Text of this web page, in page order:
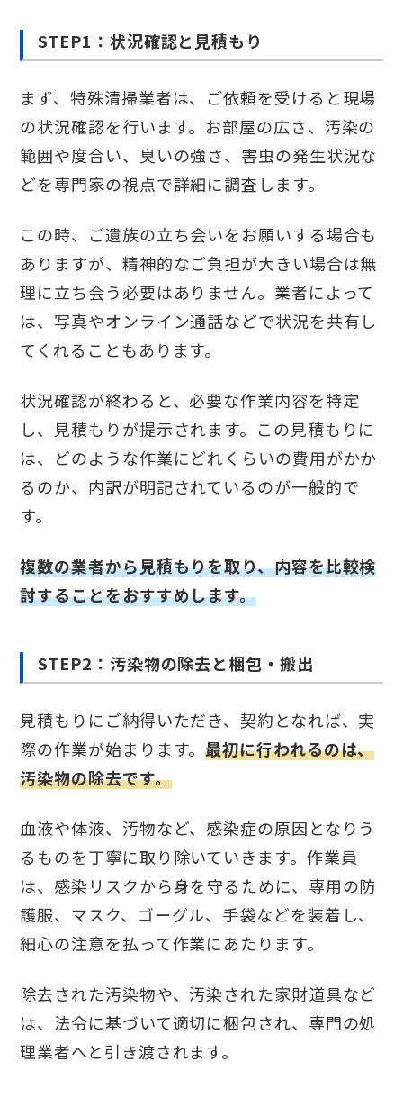
STEP1：状況確認と見積もり
まず、特殊清掃業者は、ご依頼を受けると現場
の状況確認を行います。お部屋の広さ、汚染の
範囲や度合い、臭いの強さ、害虫の発生状況な
どを専門家の視点で詳細に調査します。
この時、ご遺族の立ち会いをお願いする場合も
ありますが、精神的なご負担が大きい場合は無
理に立ち会う必要はありません。業者によって
は、写真やオンライン通話などで状況を共有し
てくれることもあります。
状況確認が終わると、必要な作業内容を特定
し、見積もりが提示されます。この見積もりに
は、どのような作業にどれくらいの費用がかか
るのか、内訳が明記されているのが一般的で
す。
複数の業者から見積もりを取り、内容を比較検
討することをおすすめします。
STEP2：汚染物の除去と梱包・搬出
見積もりにご納得いただき、契約となれば、実
際の作業が始まります。最初に行われるのは、
汚染物の除去です。
血液や体液、汚物など、感染症の原因となりう
るものを丁寧に取り除いていきます。作業員
は、感染リスクから身を守るために、専用の防
護服、マスク、ゴーグル、手袋などを装着し、
細心の注意を払って作業にあたります。
除去された汚染物や、汚染された家財道具など
は、法令に基づいて適切に梱包され、専門の処
理業者へと引き渡されます。